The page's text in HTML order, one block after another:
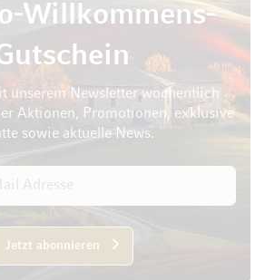
Willkommens-
unserem Newsletter wöchentlich
Aktionen, Promotionen, exklusive
sowie aktuelle News.
Jetzt abonnieren